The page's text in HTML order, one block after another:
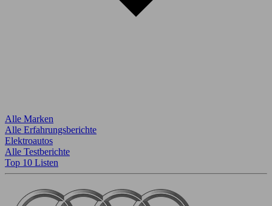
Alle Marken
Alle Erfahrungsberichte
Elektroautos
Alle Testberichte
Top 10 Listen